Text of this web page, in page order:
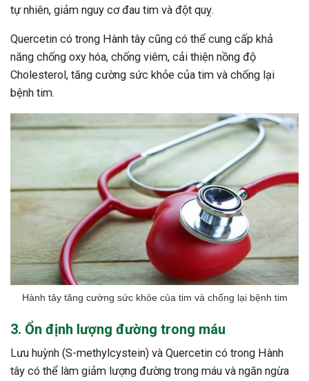
tự nhiên, giảm nguy cơ đau tim và đột quỵ.
Quercetin có trong Hành tây cũng có thể cung cấp khả
năng chống oxy hóa, chống viêm, cải thiện nồng độ
Cholesterol, tăng cường sức khỏe của tim và chống lại
bệnh tim.
Hành tây tăng cường sức khỏe của tim và chống lại bệnh tim
3. Ổn định lượng đường trong máu
Lưu huỳnh (S-methylcystein) và Quercetin có trong Hành
tây có thể làm giảm lượng đường trong máu và ngăn ngừa